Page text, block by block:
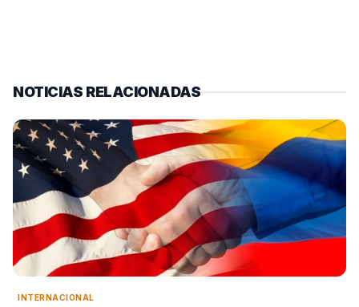
NOTICIAS RELACIONADAS
INTERNACIONAL